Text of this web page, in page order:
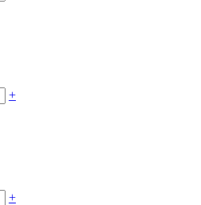
+
+